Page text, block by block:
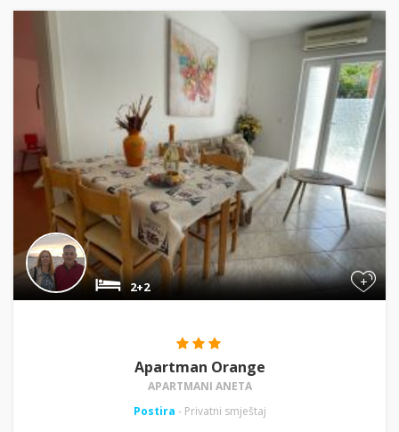
+
2+2
Apartman Orange
APARTMANI ANETA
Postira - Privatni smještaj